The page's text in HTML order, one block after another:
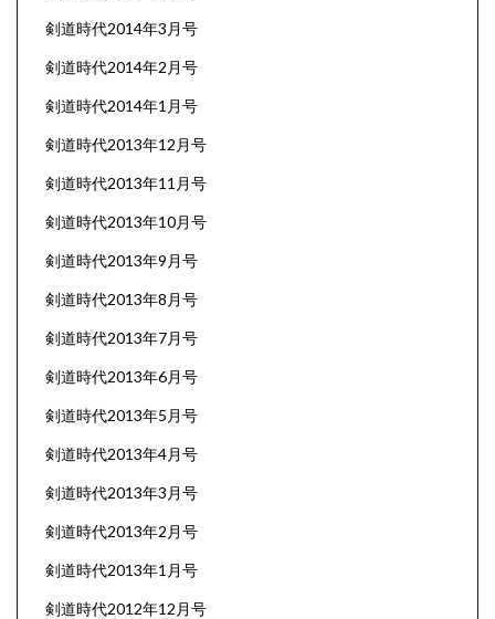
剣道時代2014年3月号
剣道時代2014年2月号
剣道時代2014年1月号
剣道時代2013年12月号
剣道時代2013年11月号
剣道時代2013年10月号
剣道時代2013年9月号
剣道時代2013年8月号
剣道時代2013年7月号
剣道時代2013年6月号
剣道時代2013年5月号
剣道時代2013年4月号
剣道時代2013年3月号
剣道時代2013年2月号
剣道時代2013年1月号
剣道時代2012年12月号